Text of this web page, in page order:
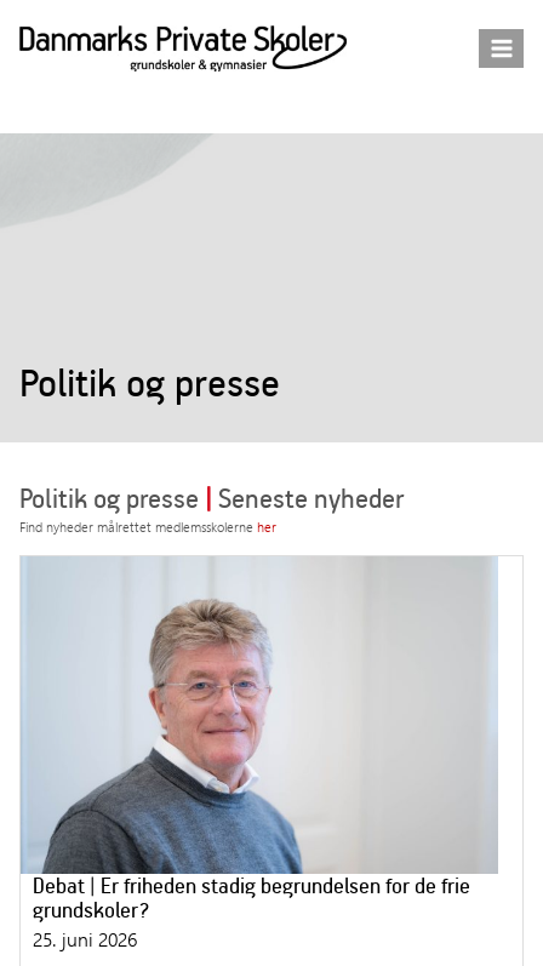
Politik og presse
Politik og presse | Seneste nyheder
Find nyheder målrettet medlemsskolerne her
Debat | Er friheden stadig begrundelsen for de frie
grundskoler?
25. juni 2026